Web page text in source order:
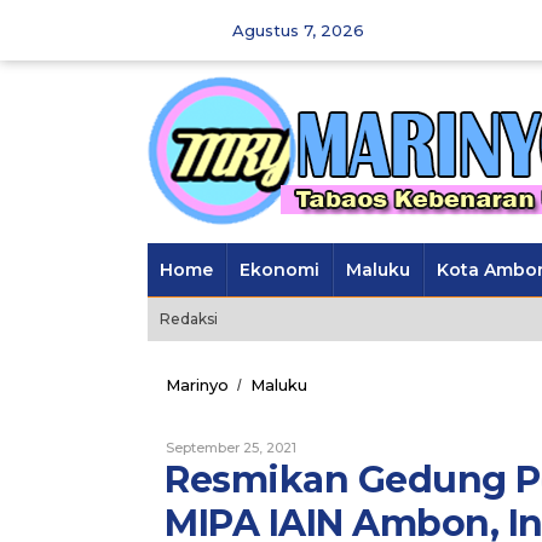
Agustus 7, 2026
Home Ekonomi Maluku Kota
Redaksi
Marinyo / Maluku
Laboratorium
MIPA
IAIN
Ambon,
September 25, 2021
Resmikan Gedung
MIPA IAIN Ambon,